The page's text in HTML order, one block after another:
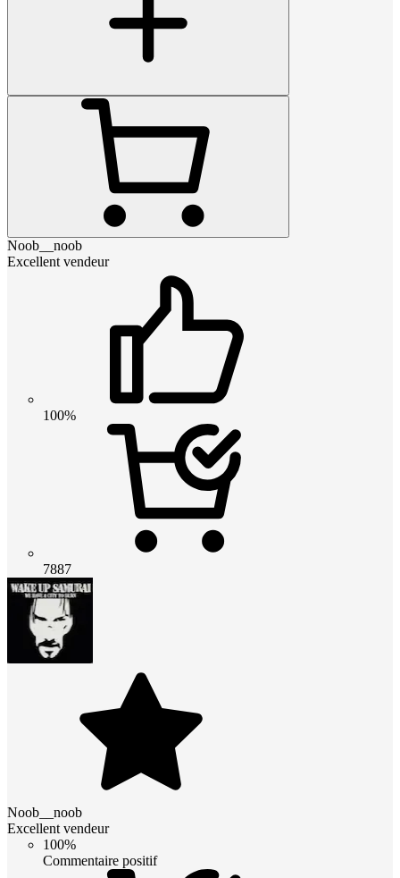
Noob__noob
Excellent vendeur
100%
7887
Noob__noob
Excellent vendeur
100%
Commentaire positif